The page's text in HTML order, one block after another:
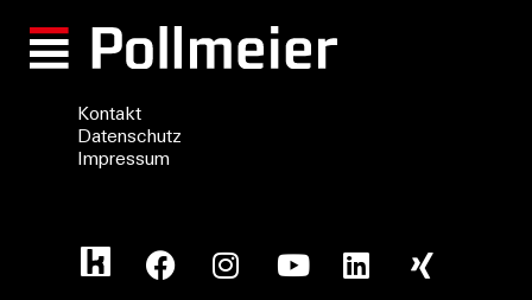
Kontakt
Datenschutz
Impressum